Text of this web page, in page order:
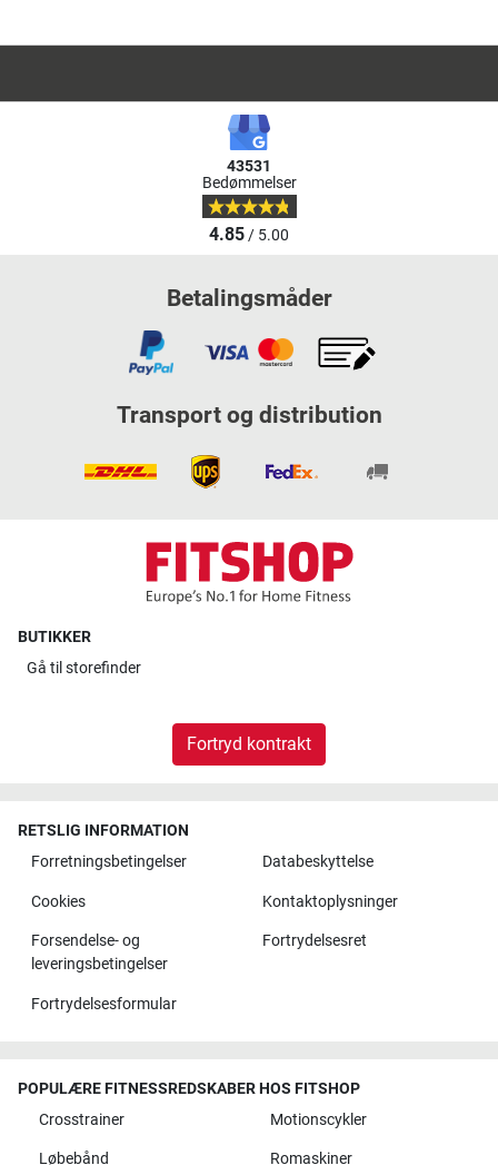
43531
Bedømmelser
4.85/ 5.00
Betalingsmåder
Transport og distribution
BUTIKKER
Gå til storefinder
Fortryd kontrakt
RETSLIG INFORMATION
Forretningsbetingelser
Databeskyttelse
Cookies Kontaktoplysninger
Forsendelse- og
leveringsbetingelser
Fortrydelsesret
Fortrydelsesformular
POPULÆRE FITNESSREDSKABER HOS FITSHOP
Crosstrainer
Motionscykler
Løbebånd Romaskiner